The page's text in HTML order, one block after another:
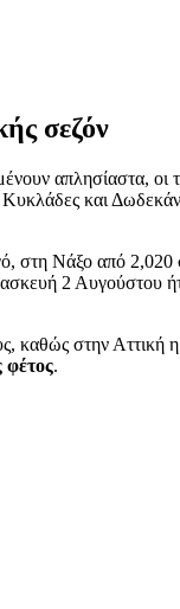
σεζόν
απλησίαστα,
και
στη Νάξο από
2
καθώς στην
φέτος.